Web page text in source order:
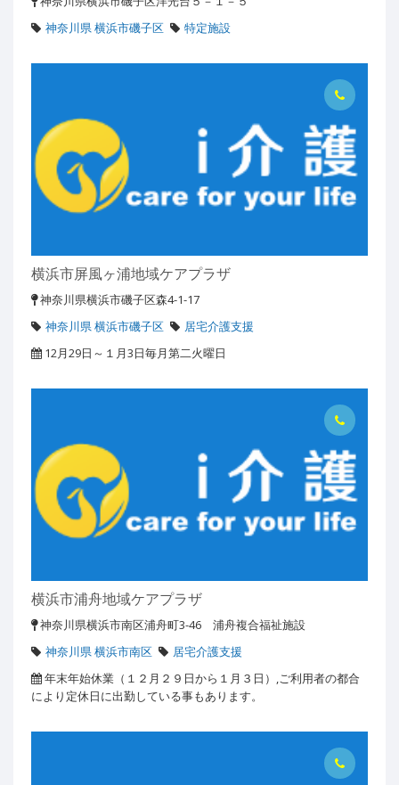
神奈川県 横浜市磯子区
特定施設
横浜市屏風ヶ浦地域ケアプラザ
神奈川県横浜市磯子区森4-1-17
神奈川県 横浜市磯子区
居宅介護支援
12月29日～１月3日毎月第二火曜日
横浜市浦舟地域ケアプラザ
神奈川県横浜市南区浦舟町3-46 浦舟複合福祉施設
神奈川県 横浜市南区
居宅介護支援
年末年始休業（１２月２９日から１月３日）,ご利用者の都合
により定休日に出勤している事もあります。